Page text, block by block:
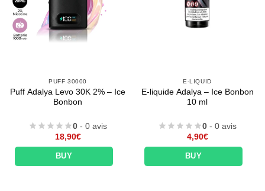
PUFF 30000
Puff Adalya Levo 30K 2% – Ice
Bonbon
0 - 0 avis
18,90€
BUY
E-LIQUID
E-liquide Adalya – Ice Bonbon
10 ml
0 - 0 avis
4,90€
BUY